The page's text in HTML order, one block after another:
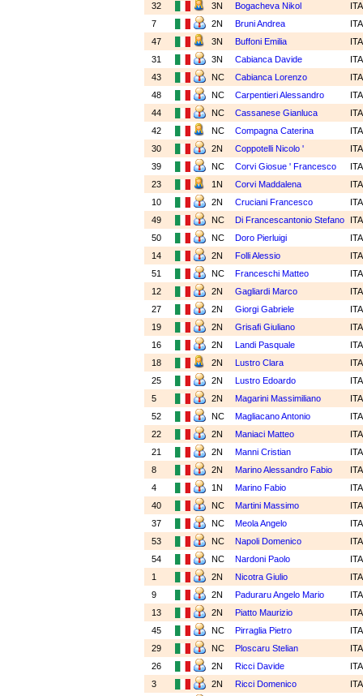
32
3N Bogacheva Nikol
7
2N Bruni Andrea
47
3N Buffoni Emilia
31
3N Cabianca Davide
43
NC Cabianca Lorenzo
48
NC Carpentieri Alessandro
44
NC Cassanese Gianluca
42
NC Compagna Caterina
30
2N Coppotelli Nicolo '
39
NC Corvi Giosue ' Francesco
23
1N Corvi Maddalena
10
2N Cruciani Francesco
49
NC Di Francescantonio Stefano
50
NC Doro Pierluigi
14
2N Folli Alessio
51
NC Franceschi Matteo
12
2N Gagliardi Marco
27
2N Giorgi Gabriele
19
2N Grisafi Giuliano
16
2N Landi Pasquale
18
2N Lustro Clara
25
2N Lustro Edoardo
5
2N Magarini Massimiliano
52
NC Magliacano Antonio
22
2N Maniaci Matteo
21
2N Manni Cristian
8
2N Marino Alessandro Fabio
4
1N Marino Fabio
40
NC Martini Massimo
37
NC Meola Angelo
53
NC Napoli Domenico
54
NC Nardoni Paolo
1
2N Nicotra Giulio
9
2N Paduraru Angelo Mario
13
2N Piatto Maurizio
45
NC Pirraglia Pietro
29
NC Ploscaru Stelian
26
2N Ricci Davide
3
2N Ricci Domenico